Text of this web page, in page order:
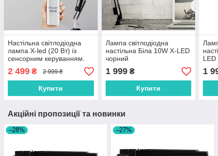
Настільна світлодіодна
лампа X-led (20 Вт) із
сенсорним керуванням.
Роботи від мережи і від
«Power Bank» (біла).
2 499 ₴ 2 999 ₴
Купити
Лампа світлодіодна
настільна Біла 10W X-LED
чорний
1 999₴
Купити
LED
1
Акційні пропозиції та новинки
–28% –27%